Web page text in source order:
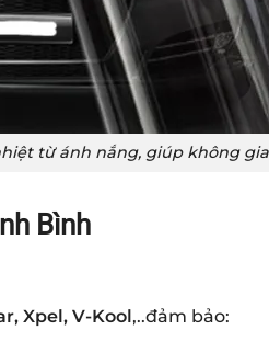
từ ánh nắng, giúp không
Bình
Xpel, V-Kool,..đảm bảo: